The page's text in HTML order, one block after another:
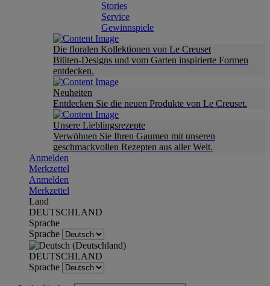
Stories
Service
Gewinnspiele
Die floralen Kollektionen von Le Creuset
Blüten-Designs und vom Garten inspirierte Formen
entdecken.
Neuheiten
Entdecken Sie die neuen Produkte von Le Creuset.
Unsere Lieblingsrezepte
Verwöhnen Sie Ihren Gaumen mit unseren
geschmackvollen Rezepten aus aller Welt.
Anmelden
Merkzettel
Anmelden
Merkzettel
Land
DEUTSCHLAND
Sprache
Sprache
DEUTSCHLAND
Sprache